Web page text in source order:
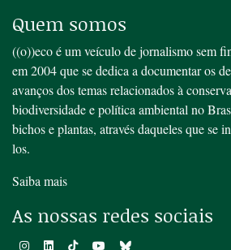
Quem somos
((o))eco é um veículo de jornalismo sem
em 2004 que se dedica a documentar os
avanços dos temas relacionados à
biodiversidade e política ambiental no
bichos e plantas, através daqueles que se
los.
Saiba mais
As nossas redes sociais